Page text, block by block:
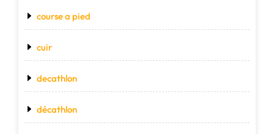
course a pied
cuir
decathlon
décathlon